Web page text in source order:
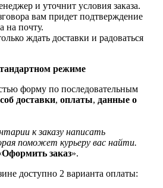
и уточнит условия заказа.
вам придет подтверждение
на почту.
ждать доставки и радоваться
режиме
форму по последовательным
доставки, оплаты, данные о
к заказу написать
поможет курьеру вас найти.
Оформить заказ».
доступно 2 варианта оплаты: